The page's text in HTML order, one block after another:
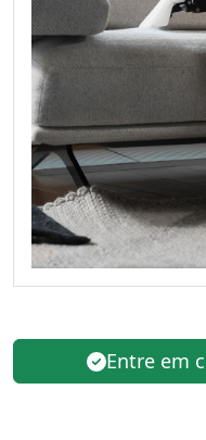
Entre em